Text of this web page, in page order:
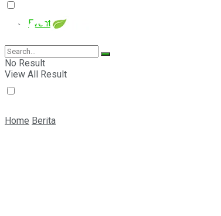
Event
E-Magazine
No Result
View All Result
Home Berita